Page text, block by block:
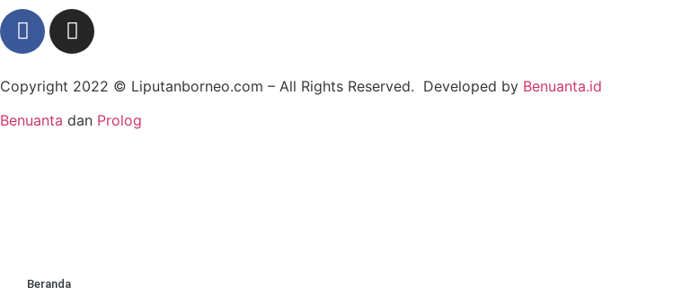
Copyright 2022 © Liputanborneo.com – All Rights Reserved. Developed by Benuanta.id
Benuanta dan Prolog
Beranda